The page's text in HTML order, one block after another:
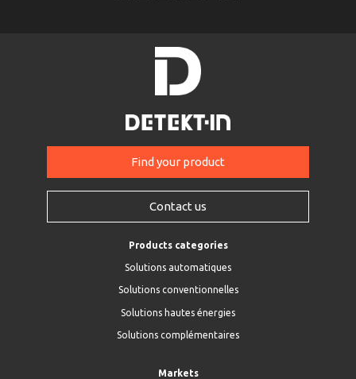
Find your product
Contact us
Products categories
Solutions automatiques
Solutions conventionnelles
Solutions hautes énergies
Solutions complémentaires
Markets